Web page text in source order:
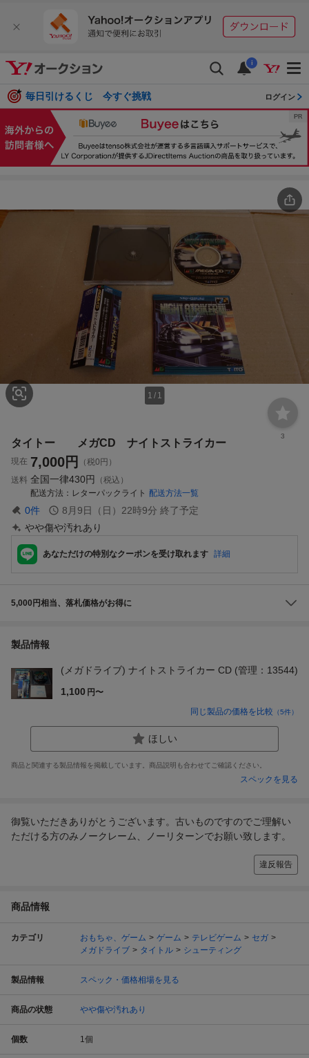
i
毎日引けるくじ 今すぐ挑戦 ログイン
1 / 1
3
タイトー メガCD ナイトストライカー
現在 7,000円
（税0円）
送料 全国一律430円
（税込）
配送方法
レターパックライト 配送方法一覧
0件 8月9日（日）22時9分 終了予定
やや傷や汚れあり
あなただけの特別なクーポンを受け取れます 詳細
5,000円相当、落札価格がお得に
製品情報
(メガドライブ) ナイトストライカー CD (管理：13544)
1,100 円〜
同じ製品の価格を比較 （5件）
ほしい
商品と関連する製品情報を掲載しています。商品説明も合わせてご確認ください。
スペックを見る
御覧いただきありがとうございます。古いものですのでご理解い
ただける方のみノークレーム、ノーリターンでお願い致します。
違反報告
商品情報
カテゴリ おもちゃ、ゲーム ゲーム テレビゲーム
セガ
メガドライブ
タイトル シューティング
製品情報 スペック・価格相場を見る
商品の状態 やや傷や汚れあり
個数 1個